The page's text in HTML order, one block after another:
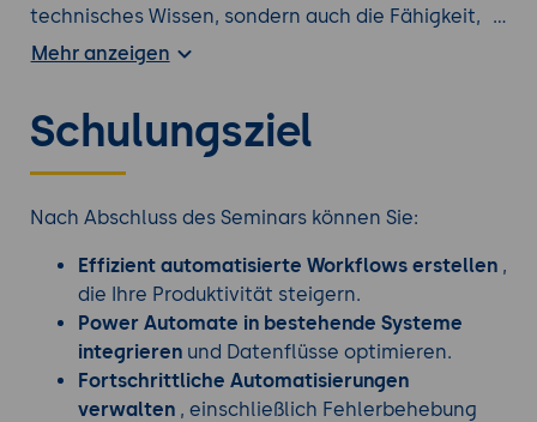
technisches Wissen, sondern auch die Fähigkeit,
Automatisierungen sicher zu verwalten und
Projektmanagement oder in der
Prozessentwicklung tätig sind - dieses Seminar
Kurse.
Mehr anzeigen
Schulungsziel
Nach Abschluss des Seminars können Sie:
Effizient automatisierte Workflows erstellen,
die Ihre Produktivität steigern.
Power Automate in bestehende Systeme
integrierenund Datenflüsse optimieren.
Fortschrittliche Automatisierungen
verwalten, einschließlich Fehlerbehebung